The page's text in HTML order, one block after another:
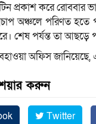
প্রকাশ করে রোববার
অঞ্চলে পরিণত
শেষ পর্যন্ত তা আছড়ে
অফিস জানিয়েছে,
করুন
Twitter